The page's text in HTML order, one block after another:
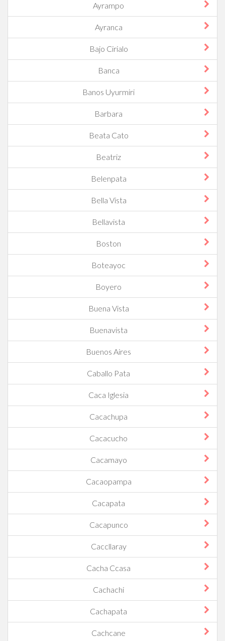
Ayrampo
Ayranca
Bajo Cirialo
Banca
Banos Uyurmiri
Barbara
Beata Cato
Beatriz
Belenpata
Bella Vista
Bellavista
Boston
Boteayoc
Boyero
Buena Vista
Buenavista
Buenos Aires
Caballo Pata
Caca Iglesia
Cacachupa
Cacacucho
Cacamayo
Cacaopampa
Cacapata
Cacapunco
Caccllaray
Cacha Ccasa
Cachachi
Cachapata
Cachcane